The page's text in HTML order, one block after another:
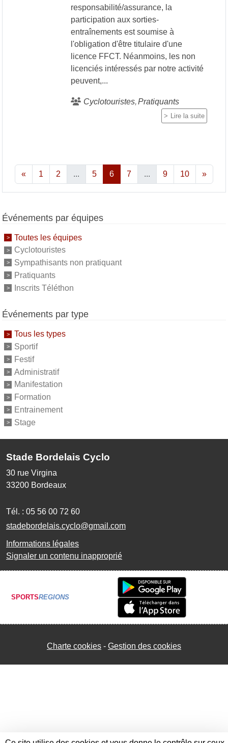
responsabilité/assurance, la
participation aux sorties-
entraînements est soumise à
l'obligation d'être titulaire d'une
licence FFCT. Néanmoins, les non
licenciés intéressés par notre activité
peuvent,...
Cyclotouristes Pratiquants
Lire la suite
« 1 2 ... 5 6 7 ... 9 10 »
Événements par équipes
Toutes les équipes
Cyclotouristes
Sympathisants non pratiquant
Pratiquants
Inscrits Téléthon
Événements par type
Tous les types
Sportif
Festif
Administratif
Manifestation
Formation
Entrainement
Stage
Stade Bordelais Cyclo
30 rue Virgina
33200 Bordeaux
Tél. : 05 56 00 72 60
stadebordelais.cyclo@gmail.com
Informations légales
Signaler un contenu inapproprié
SPORTSREGIONS
Charte cookies Gestion des cookies